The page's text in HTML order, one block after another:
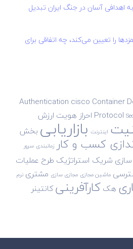
اهدافی آسان در جنگ ایران تبدیل
را تعیین می‌کند، چه اتفاقی برای
Authentication cisco Container
Protocol احراز هویت ارزش
اینترنت بازاریابیبخش
کسب و کار زمانبندی سرور
شریک استراتژیک طرح عملیات
ماشین مجازی مجازی سازی مشتری نرم
هککارآفرینیکانتینر